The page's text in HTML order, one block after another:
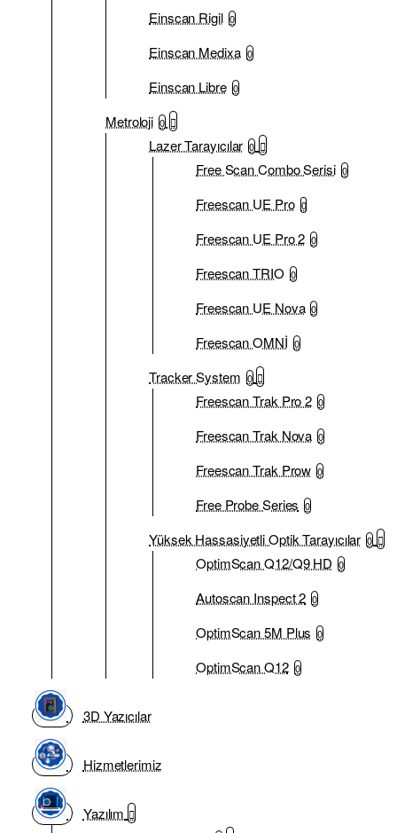
Einscan Rigil 0
Einscan Medixa 0
Einscan Libre 0
Metroloji 0
Lazer Tarayıcılar 0
Free Scan Combo Serisi 0
Freescan UE Pro 0
Freescan UE Pro 2 0
Freescan TRIO 0
Freescan UE Nova 0
Freescan OMNİ 0
Tracker System 0
Freescan Trak Pro 2 0
Freescan Trak Nova 0
Freescan Trak Prow 0
Free Probe Series 0
Yüksek Hassasiyetli Optik Tarayıcılar 0
OptimScan Q12/Q9 HD 0
Autoscan Inspect 2 0
OptimScan 5M Plus 0
OptimScan Q12 0
3D Yazıcılar
Hizmetlerimiz
Yazılım